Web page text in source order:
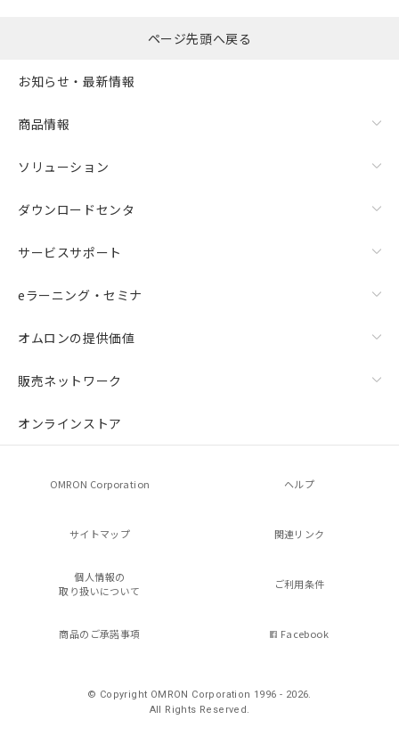
ページ先頭へ戻る
お知らせ・最新情報
商品情報
ソリューション
ダウンロードセンタ
サービスサポート
eラーニング・セミナ
オムロンの提供価値
販売ネットワーク
オンラインストア
OMRON Corporation ヘルプ
サイトマップ 関連リンク
個人情報の
取り扱いについて
ご利用条件
商品のご承諾事項 Facebook
© Copyright OMRON Corporation 1996 - 2026.
All Rights Reserved.